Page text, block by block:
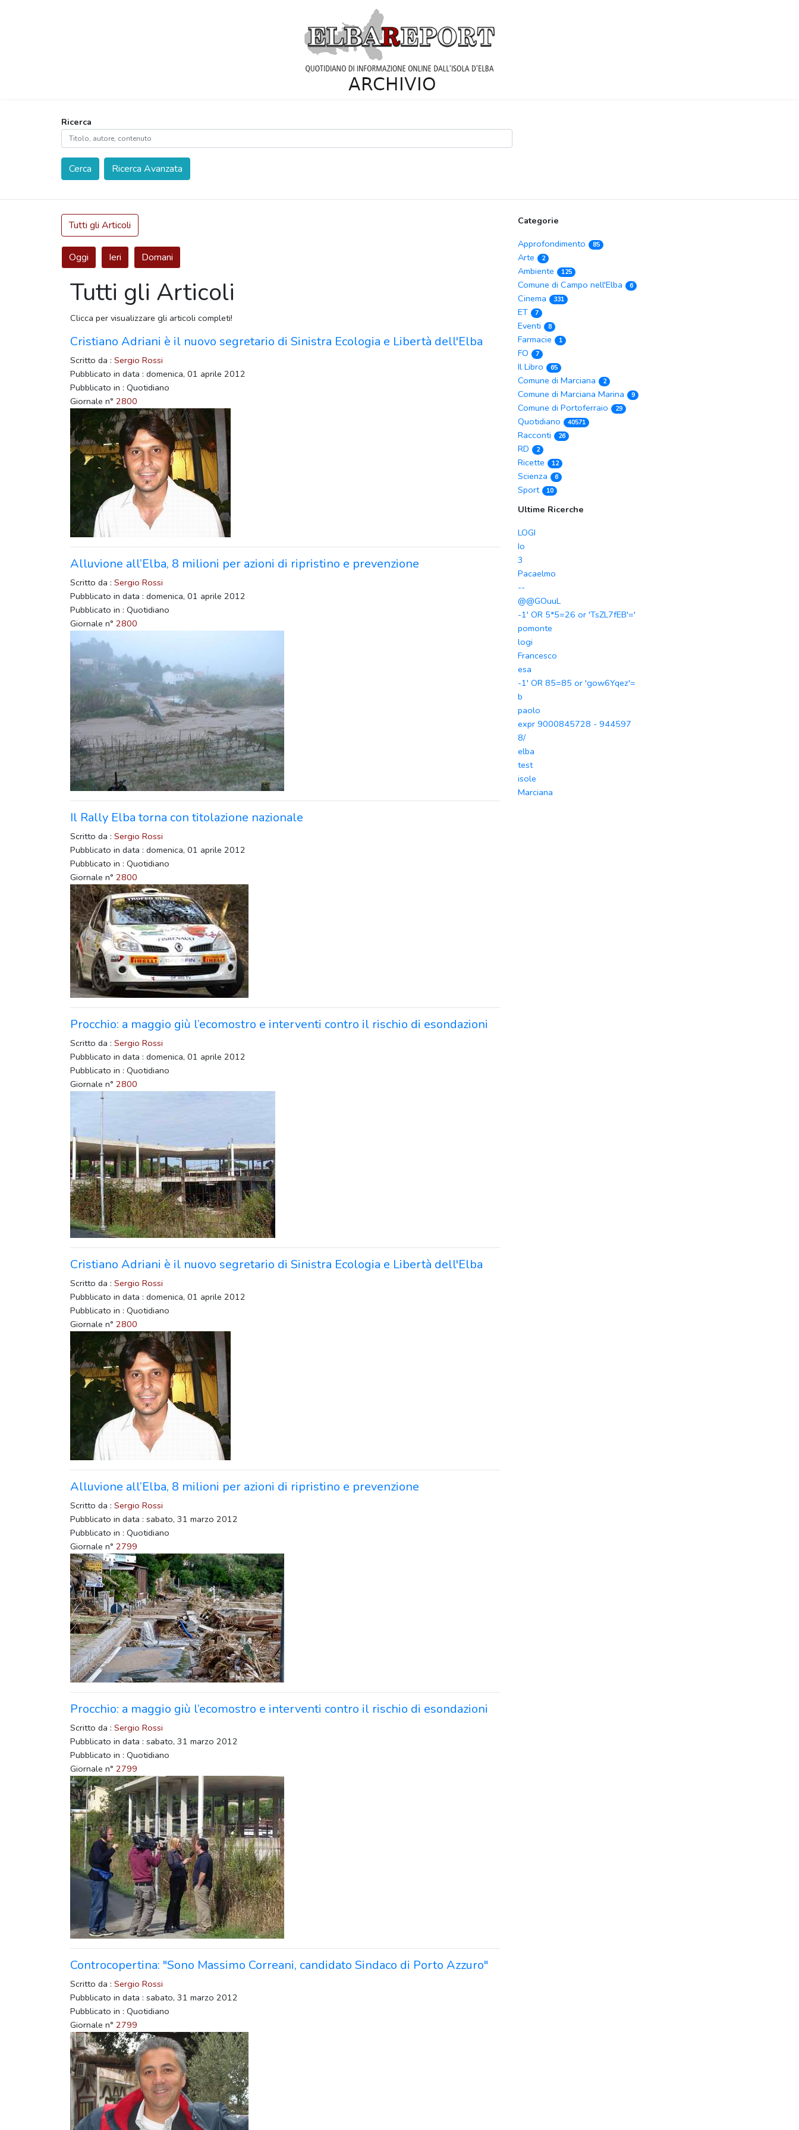
Ricerca
Cerca Ricerca Avanzata
Tutti gli Articoli
Oggi Ieri Domani
Tutti gli Articoli
Clicca per visualizzare gli articoli completi!
Cristiano Adriani è il nuovo segretario di Sinistra Ecologia e Libertà dell'Elba
Scritto da : Sergio Rossi
Pubblicato in data : domenica, 01 aprile 2012
Pubblicato in : Quotidiano
Giornale n° 2800
Alluvione all’Elba, 8 milioni per azioni di ripristino e prevenzione
Scritto da : Sergio Rossi
Pubblicato in data : domenica, 01 aprile 2012
Pubblicato in : Quotidiano
Giornale n° 2800
Il Rally Elba torna con titolazione nazionale
Scritto da : Sergio Rossi
Pubblicato in data : domenica, 01 aprile 2012
Pubblicato in : Quotidiano
Giornale n° 2800
Procchio: a maggio giù l’ecomostro e interventi contro il rischio di esondazioni
Scritto da : Sergio Rossi
Pubblicato in data : domenica, 01 aprile 2012
Pubblicato in : Quotidiano
Giornale n° 2800
Cristiano Adriani è il nuovo segretario di Sinistra Ecologia e Libertà dell'Elba
Scritto da : Sergio Rossi
Pubblicato in data : domenica, 01 aprile 2012
Pubblicato in : Quotidiano
Giornale n° 2800
Alluvione all’Elba, 8 milioni per azioni di ripristino e prevenzione
Scritto da : Sergio Rossi
Pubblicato in data : sabato, 31 marzo 2012
Pubblicato in : Quotidiano
Giornale n° 2799
Procchio: a maggio giù l’ecomostro e interventi contro il rischio di esondazioni
Scritto da : Sergio Rossi
Pubblicato in data : sabato, 31 marzo 2012
Pubblicato in : Quotidiano
Giornale n° 2799
Controcopertina: "Sono Massimo Correani, candidato Sindaco di Porto Azzuro"
Scritto da : Sergio Rossi
Pubblicato in data : sabato, 31 marzo 2012
Pubblicato in : Quotidiano
Giornale n° 2799
Categorie
Approfondimento
85
Arte 2
Ambiente 125
Comune di Campo nell'Elba 6
Cinema 331
ET 7
Eventi 8
Farmacie 1
FO 7
Il Libro 65
Comune di Marciana 2
Comune di Marciana Marina 9
Comune di Portoferraio 29
Quotidiano 40571
Racconti 26
RD 2
Ricette 12
Scienza 6
Sport 10
Ultime Ricerche
LOGI
Io
3
Pacaelmo
--
@@GOuuL
-1' OR 5*5=26 or 'TsZL7fEB'='
pomonte
logi
Francesco
esa
-1' OR 85=85 or 'gow6Yqez'=
b
paolo
expr 9000845728 - 944597
8/
elba
test
isole
Marciana